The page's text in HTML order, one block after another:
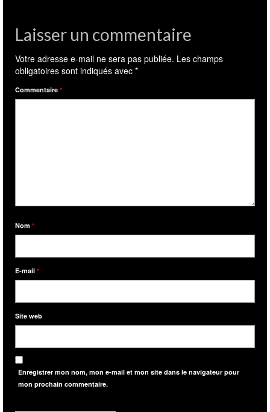
Laisser un commentaire
Votre adresse e-mail ne sera pas publiée. Les champs
obligatoires sont indiqués avec *
Commentaire *
Nom *
E-mail *
Site web
Enregistrer mon nom, mon e-mail et mon site dans le navigateur pour
mon prochain commentaire.